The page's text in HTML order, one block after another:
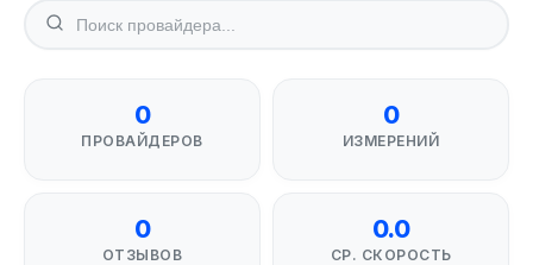
0
ПРОВАЙДЕРОВ
0
ИЗМЕРЕНИЙ
0
ОТЗЫВОВ
0.0
СР. СКОРОСТЬ